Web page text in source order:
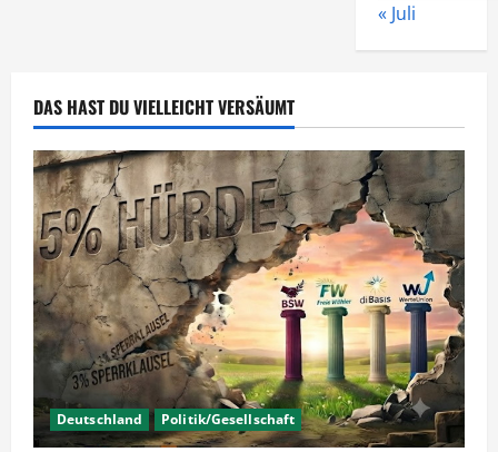
« Juli
DAS HAST DU VIELLEICHT VERSÄUMT
Deutschland Politik/Gesellschaft